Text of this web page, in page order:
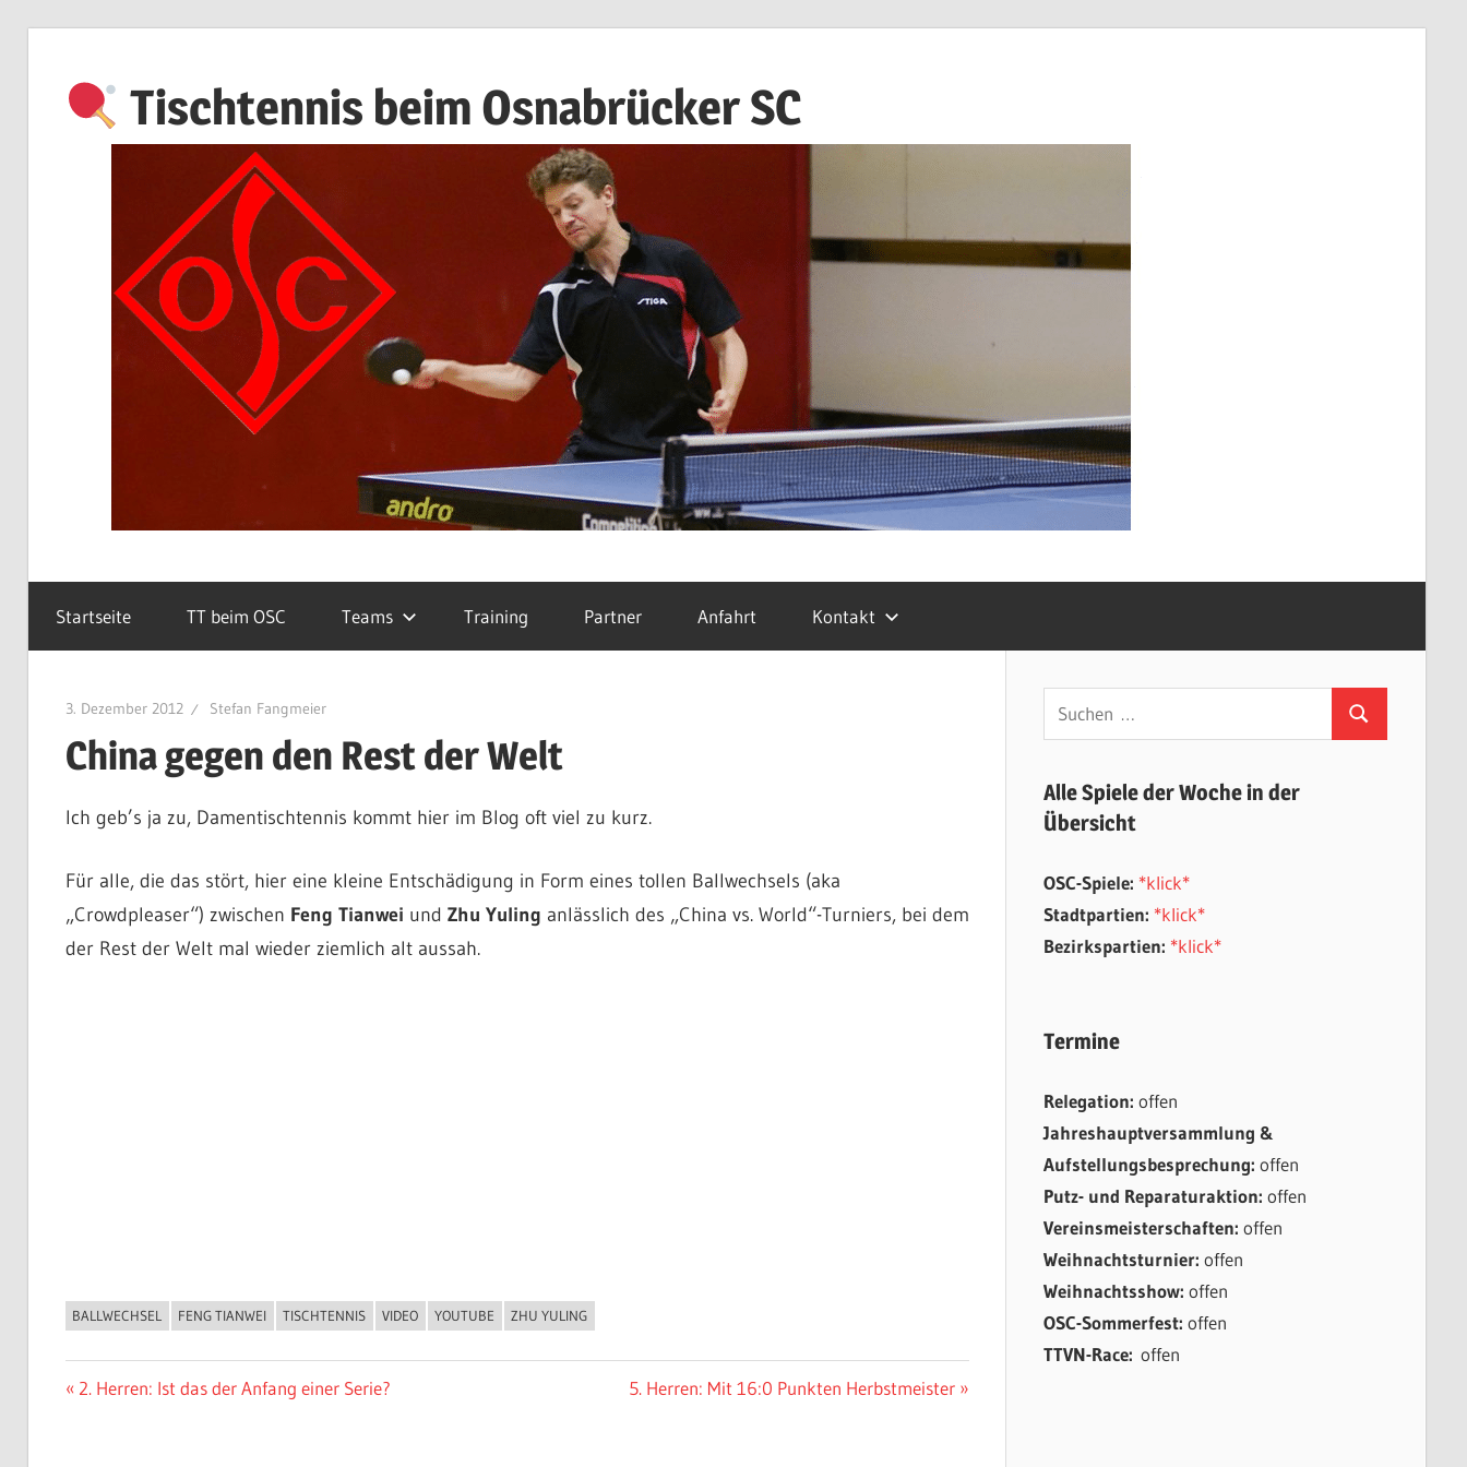
springen
Tischtennis beim Osnabrücker SC
Startseite TT beim OSC Teams Training Partner Anfahrt Kontakt
3. Dezember 2012 Stefan Fangmeier
China gegen den Rest der Welt
Ich geb’s ja zu, Damentischtennis kommt hier im Blog oft viel zu kurz.
Für alle, die das stört, hier eine kleine Entschädigung in Form eines tollen Ballwechsels (aka
„Crowdpleaser“) zwischen Feng Tianwei und Zhu Yuling anlässlich des „China vs. World“-Turniers, bei dem
der Rest der Welt mal wieder ziemlich alt aussah.
ALLGEMEIN
BALLWECHSEL FENG TIANWEI TISCHTENNIS VIDEO YOUTUBE ZHU YULING
Beitragsnavigation
Vorheriger
2. Herren: Ist das der Anfang einer Serie?
Nächster
5. Herren: Mit 16:0 Punkten Herbstmeister
Suchen
nach:
Suchen
Alle Spiele der Woche in der
Übersicht
OSC-Spiele: *klick*
Stadtpartien: *klick*
Bezirkspartien: *klick*
Termine
Relegation: offen
Jahreshauptversammlung &
Aufstellungsbesprechung: offen
Putz- und Reparaturaktion: offen
Vereinsmeisterschaften: offen
Weihnachtsturnier: offen
Weihnachtsshow: offen
OSC-Sommerfest: offen
TTVN-Race: offen